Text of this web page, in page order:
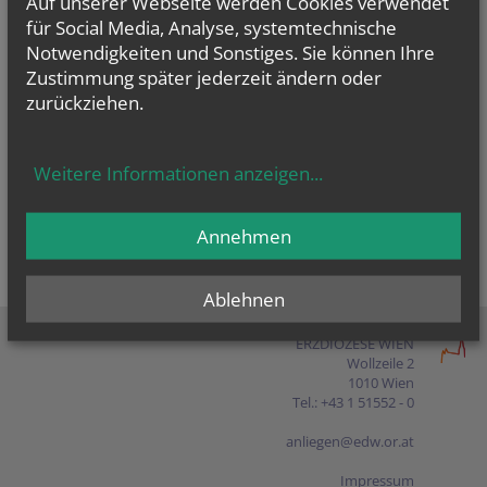
Presse
Shop
ERZDIÖZESE WIEN
Wollzeile 2
1010 Wien
Tel.: +43 1 51552 - 0
anliegen@edw.or.at
Impressum
für Social Media, Analyse, systemtechnische
Notwendigkeiten und Sonstiges. Sie können Ihre
Zustimmung später jederzeit ändern oder
zurückziehen.
Weitere Informationen anzeigen...
Ablehnen
Annehmen